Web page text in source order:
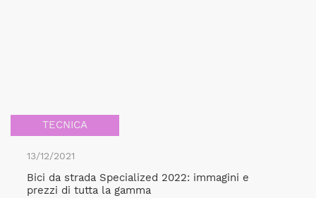
TECNICA
13/12/2021
Bici da strada Specialized 2022: immagini e
prezzi di tutta la gamma